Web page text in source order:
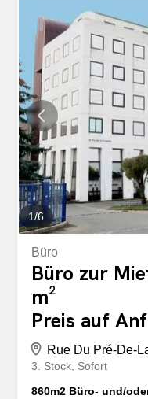
geeignet ist. Es
und Schränken, 2
Balkon, 2
d’Eau und eine Küche
beiden grossen,
einen Seite Blick auf
Seite auf die Dächer
Pierre. Sie verfügen
massgeschneiderte
nur wenige Schritte
Nähe des Englischen
einen einfachen
1/6
Büro
Büro zur
m²
Preis auf
Rue Du Pré-De-
3. Stock Sofort
860m2 Büro- und/